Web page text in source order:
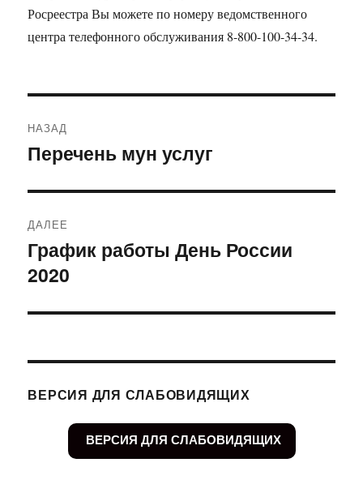
Росреестра Вы можете по номеру ведомственного
центра телефонного обслуживания 8-800-100-34-34.
по
НАЗАД
Предыдущая
Перечень мун услуг
ДАЛЕЕ
Следующая
запись:
График работы День России
2020
ВЕРСИЯ ДЛЯ СЛАБОВИДЯЩИХ
ВЕРСИЯ ДЛЯ СЛАБОВИДЯЩИХ